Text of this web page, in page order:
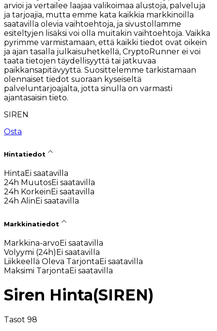
arvioi ja vertailee laajaa valikoimaa alustoja, palveluja
ja tarjoajia, mutta emme kata kaikkia markkinoilla
saatavilla olevia vaihtoehtoja, ja sivustollamme
esiteltyjen lisäksi voi olla muitakin vaihtoehtoja. Vaikka
pyrimme varmistamaan, että kaikki tiedot ovat oikein
ja ajan tasalla julkaisuhetkellä, CryptoRunner ei voi
taata tietojen täydellisyyttä tai jatkuvaa
paikkansapitävyyttä. Suosittelemme tarkistamaan
olennaiset tiedot suoraan kyseiseltä
palveluntarjoajalta, jotta sinulla on varmasti
ajantasaisin tieto.
SIREN
Osta
Hintatiedot
Hinta Ei saatavilla
24h MuutosEi saatavilla
24h Korkein Ei saatavilla
24h Alin Ei saatavilla
Markkinatiedot
Markkina-arvoEi saatavilla
Volyymi (24h)Ei saatavilla
Liikkeellä Oleva TarjontaEi saatavilla
Maksimi TarjontaEi saatavilla
Siren Hinta(SIREN)
Tasot 98